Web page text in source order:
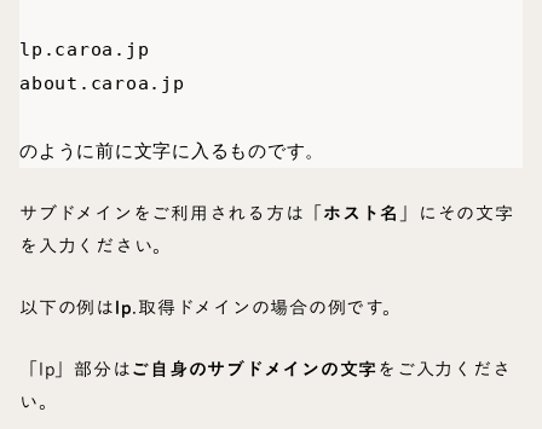
lp.caroa.jp
about.caroa.jp
のように前に文字に入るものです。
サブドメインをご利用される方は「ホスト名」にその文字
を入力ください。
以下の例はlp.取得ドメインの場合の例です。
「lp」部分はご自身のサブドメインの文字をご入力くださ
い。